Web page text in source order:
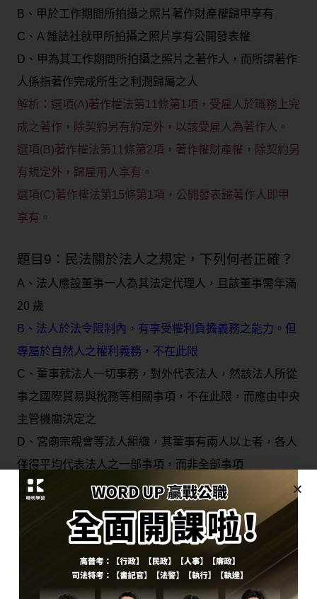
B、甲於工作期間所拍攝之照片著作財產權歸甲享有
C、A 雜誌社就甲所拍攝之照片享有公開發表權
D、甲為其工作期間所拍攝之照片之著作人，而所謂著作
人係指著作完成所生之利潤歸屬之人
解析：選項(A)著作權法第11條第1項，受雇人於職務上完
成之著作，除契約另有約定外，以該受雇人為著作人。
選項(B)著作權法第11條第2項，著作權財產權，除契約另
有規定外，歸雇用人享有。
選項(C)著作權法第15條第1項，公開發表歸著作人即甲
享有。
題目9：民法關於法人之規定，下列何者正確？
A、法人應設董事一人為其法定代理人，且該董事需年滿
20 歲
B、法人於法令限制內，有享受權利負擔義務之能力。但
專屬於自然人之權利義務，不在此限
C、董事就法人一切事務，對外代表法人，然該法人所從
事之國際貿易與稅務等相關事項，不在此限，而應由中央
主管機關決定之
D、宮廟宗親會等法人組織，其董事有兩人以上者，各人
僅得平均代表法人之一部事項，而非全部事項
解析：選項(A)現行民法成年為18歲，因此只要滿18歲具
有行為能力即可擔任公司董事。
選項(B)民法第26條。
選項(D)民法第27條，董事有數人者，除章程另有規定
外，均得代表法人。